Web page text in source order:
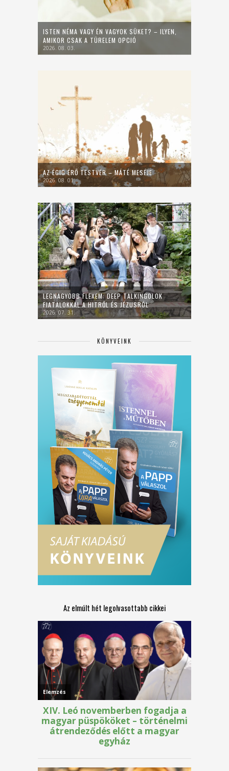
ISTEN NÉMA VAGY ÉN VAGYOK SÜKET? – ILYEN,
AMIKOR CSAK A TÜRELEM OPCIÓ
2026. 08. 03.
AZ ÉGIG ÉRŐ TESTVÉR – MÁTÉ MESÉJE
2026. 08. 01.
LEGNAGYOBB FLEXEM: DEEP TALKINGOLOK
FIATALOKKAL A HITRŐL ÉS JÉZUSRÓL
2026. 07. 31.
KÖNYVEINK
Az elmúlt hét legolvasottabb cikkei